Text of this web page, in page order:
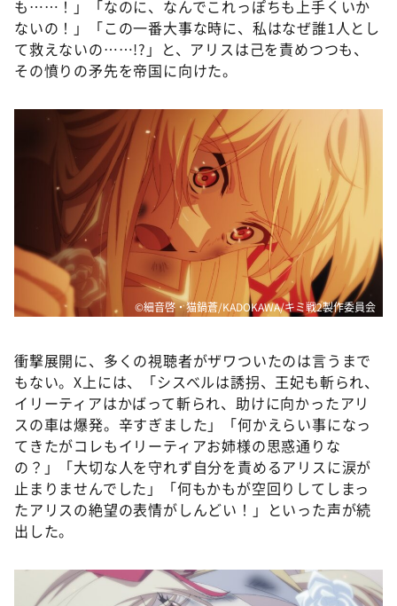
も……！」「なのに、なんでこれっぽちも上手くいか
ないの！」「この一番大事な時に、私はなぜ誰1人とし
て救えないの……!?」と、アリスは己を責めつつも、
その憤りの矛先を帝国に向けた。
©細音啓・猫鍋蒼/KADOKAWA/キミ戦2製作委員会
衝撃展開に、多くの視聴者がザワついたのは言うまで
もない。X上には、「シスベルは誘拐、王妃も斬られ、
イリーティアはかばって斬られ、助けに向かったアリ
スの車は爆発。辛すぎました」「何かえらい事になっ
てきたがコレもイリーティアお姉様の思惑通りな
の？」「大切な人を守れず自分を責めるアリスに涙が
止まりませんでした」「何もかもが空回りしてしまっ
たアリスの絶望の表情がしんどい！」といった声が続
出した。